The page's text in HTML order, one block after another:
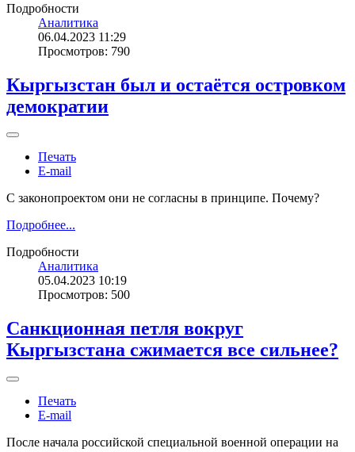
Подробности
Аналитика
06.04.2023 11:29
Просмотров: 790
Кыргызстан был и остаётся островком
демократии
Печать
E-mail
С законопроектом они не согласны в принципе. Почему?
Подробнее...
Подробности
Аналитика
05.04.2023 10:19
Просмотров: 500
Санкционная петля вокруг
Кыргызстана сжимается все сильнее?
Печать
E-mail
После начала российской специальной военной операции на